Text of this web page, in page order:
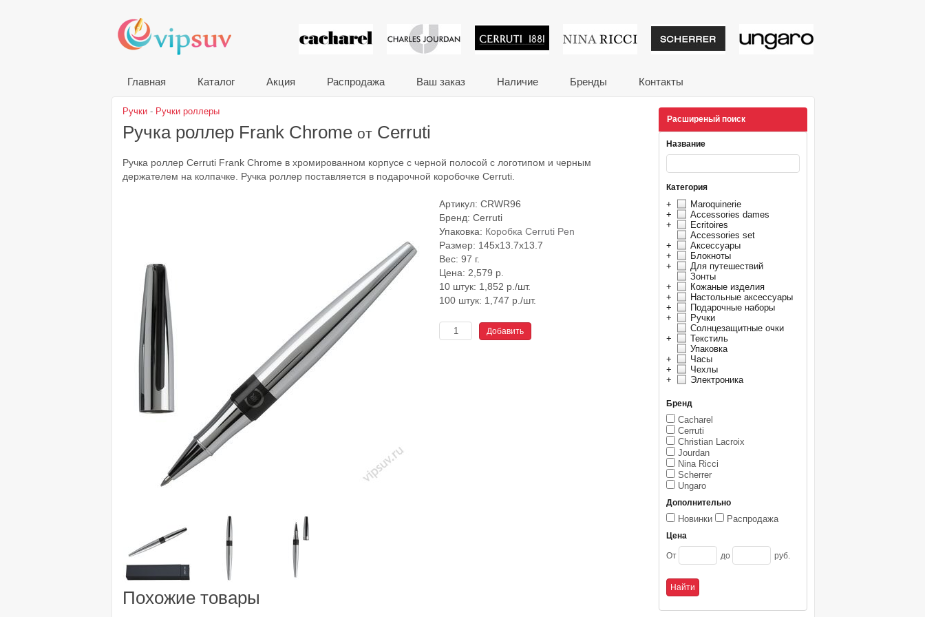
VIP сувениры и корпоративные подарки от
Главная Каталог Акция Распродажа Ваш заказ Наличие Бренды Контакты
Расширеный поиск
Название
Категория
+
Maroquinerie
+
Accessories dames
+
Ecritoires
Accessories set
+
Аксессуары
+
Блокноты
+
Для путешествий
Зонты
+
Кожаные изделия
+
Настольные аксессуары
+
Подарочные наборы
+
Ручки
Солнцезащитные очки
+
Текстиль
Упаковка
+
Часы
+
Чехлы
+
Электроника
Бренд
Cacharel
Cerruti
Christian Lacroix
Jourdan
Nina Ricci
Scherrer
Ungaro
Дополнительно
Новинки Распродажа
Цена
От до руб.
Ручки - Ручки роллеры
Ручка роллер Frank Chrome от Cerruti
Ручка роллер Cerruti Frank Chrome в хромированном корпусе с черной полосой с логотипом и черным
держателем на колпачке. Ручка роллер поставляется в подарочной коробочке Cerruti.
Артикул: CRWR96
Бренд: Cerruti
Упаковка: Коробка Cerruti Pen
Размер: 145x13.7x13.7
Вес: 97 г.
Цена: 2,579 р.
10 штук: 1,852 р./шт.
100 штук: 1,747 р./шт.
Похожие товары